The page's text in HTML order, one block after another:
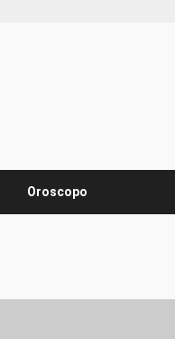
Oroscopo